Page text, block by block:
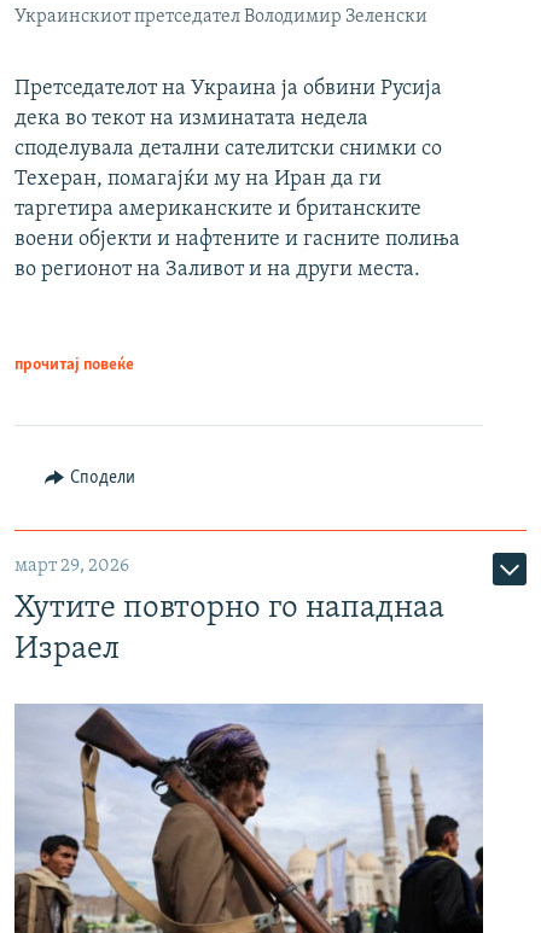
Украинскиот претседател Володимир Зеленски
Претседателот на Украина ја обвини Русија
дека во текот на изминатата недела
споделувала детални сателитски снимки со
Техеран, помагајќи му на Иран да ги
таргетира американските и британските
воени објекти и нафтените и гасните полиња
во регионот на Заливот и на други места.
прочитај повеќе
Сподели
март 29, 2026
Хутите повторно го нападнаа
Израел